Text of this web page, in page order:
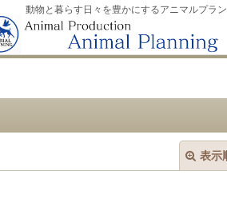
動物と暮らす日々を豊かにするアニマルプラ
表示